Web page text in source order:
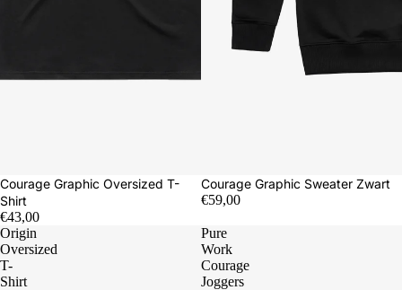
Courage Graphic Oversized T-
Shirt
€43,00
Courage Graphic Sweater Zwart
€59,00
Origin
Oversized
T-
Shirt
Pure
Work
Courage
Joggers